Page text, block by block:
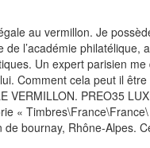
au vermillon. Je
l’académie
Un expert parisien
Comment cela peut il
VERMILLON. PREO35
«
bournay, Rhône-Alpes.